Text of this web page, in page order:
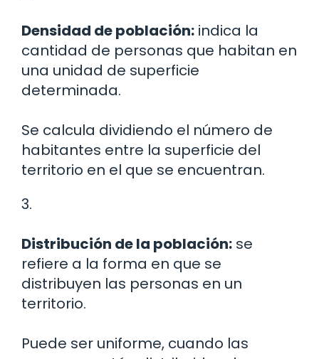
Densidad de población: indica la
cantidad de personas que habitan en
una unidad de superficie
determinada.
Se calcula dividiendo el número de
habitantes entre la superficie del
territorio en el que se encuentran.
3.
Distribución de la población: se
refiere a la forma en que se
distribuyen las personas en un
territorio.
Puede ser uniforme, cuando las